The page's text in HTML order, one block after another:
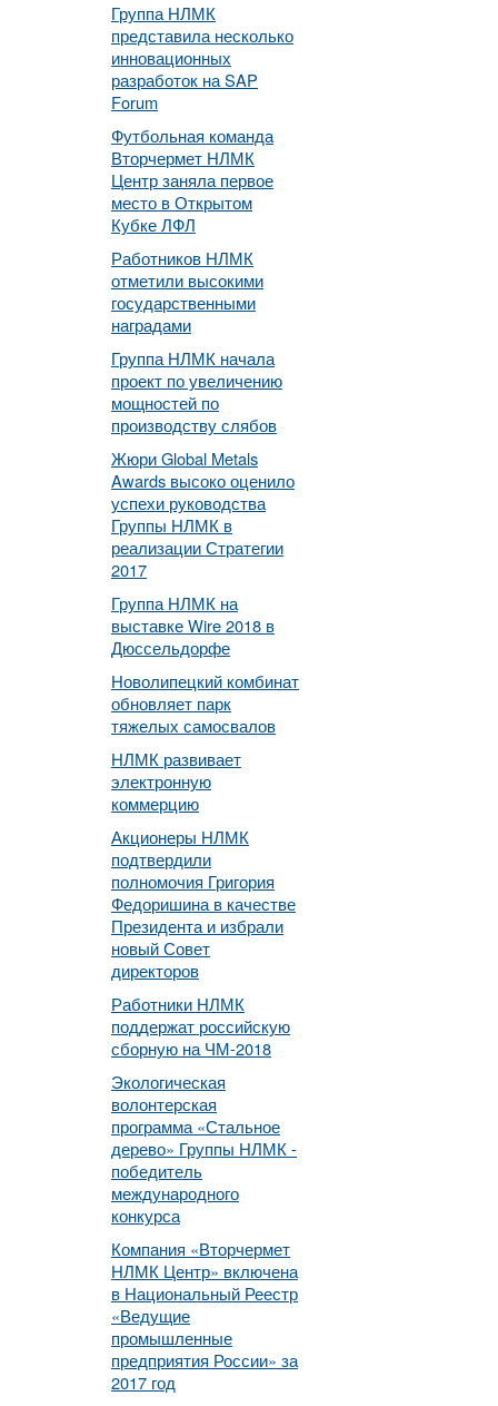
Группа НЛМК
представила несколько
инновационных
разработок на SAP
Forum
Футбольная команда
Вторчермет НЛМК
Центр заняла первое
место в Открытом
Кубке ЛФЛ
Работников НЛМК
отметили высокими
государственными
наградами
Группа НЛМК начала
проект по увеличению
мощностей по
производству слябов
Жюри Global Metals
Awards высоко оценило
успехи руководства
Группы НЛМК в
реализации Стратегии
2017
Группа НЛМК на
выставке Wire 2018 в
Дюссельдорфе
Новолипецкий комбинат
обновляет парк
тяжелых самосвалов
НЛМК развивает
электронную
коммерцию
Акционеры НЛМК
подтвердили
полномочия Григория
Федоришина в качестве
Президента и избрали
новый Совет
директоров
Работники НЛМК
поддержат российскую
сборную на ЧМ-2018
Экологическая
волонтерская
программа «Стальное
дерево» Группы НЛМК -
победитель
международного
конкурса
Компания «Вторчермет
НЛМК Центр» включена
в Национальный Реестр
«Ведущие
промышленные
предприятия России» за
2017 год